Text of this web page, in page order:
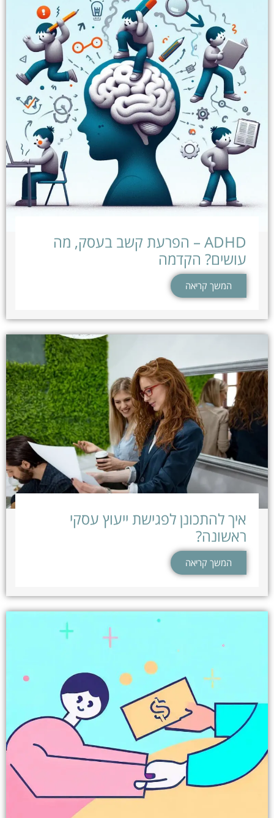
ADHD – הפרעת קשב בעסק, מה
עושים? הקדמה
המשך קריאה
איך להתכונן לפגישת ייעוץ עסקי
ראשונה?
המשך קריאה